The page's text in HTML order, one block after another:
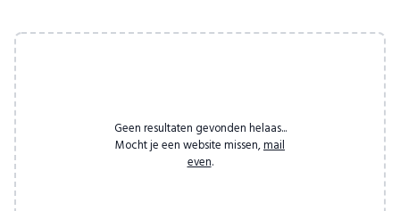
Geen resultaten gevonden helaas...
Mocht je een website missen, mail
even.